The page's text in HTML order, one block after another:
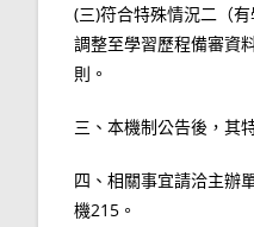
(三)符合特殊情況二（
調整至學習歷程備審資
則。
三、本機制公告後，其
四、相關事宜請洽主辦
機215。